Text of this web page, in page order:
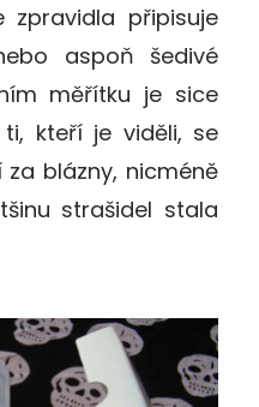
zpravidla připisuje
aspoň šedivé
měřítku je sice
kteří je viděli, se
blázny, nicméně
strašidel stala